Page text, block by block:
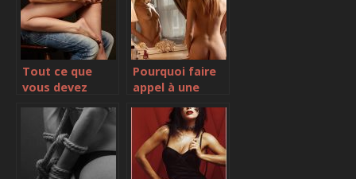
Tout ce que
vous devez
poppers
Pourquoi faire
appel à une